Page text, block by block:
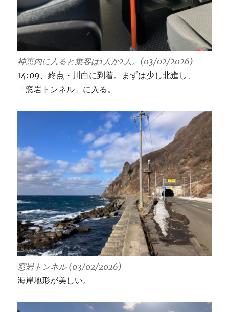
神恵内に入ると乗客は1人か2人。(03/02/2026)
14:09、終点・川白に到着。まずは少し北進し、
「窓岩トンネル」に入る。
窓岩トンネル (03/02/2026)
海岸地形が美しい。